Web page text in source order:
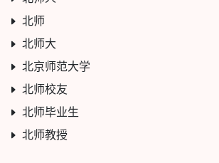
北师
北师大
北京师范大学
北师校友
北师毕业生
北师教授